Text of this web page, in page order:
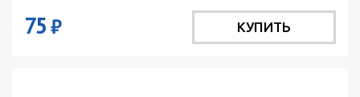
75₽ КУПИТЬ